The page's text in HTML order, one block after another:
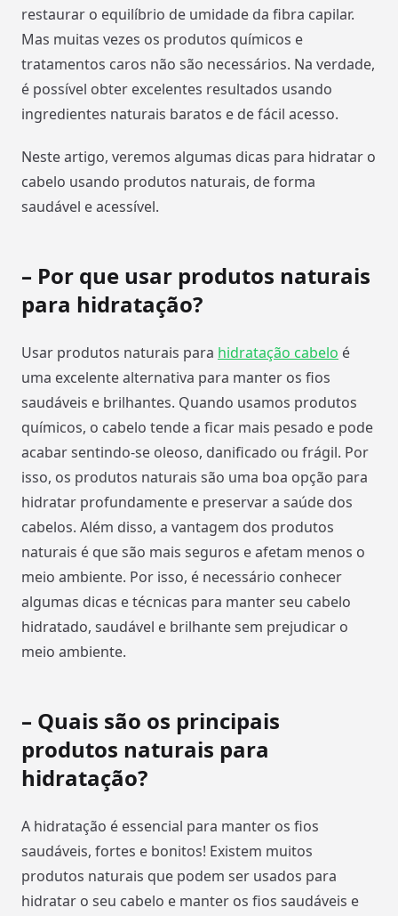
restaurar o equilíbrio de umidade da fibra capilar.
Mas muitas vezes os produtos químicos e
tratamentos caros não são necessários. Na verdade,
é possível obter excelentes resultados usando
ingredientes naturais baratos e de fácil acesso.
Neste artigo, veremos algumas dicas para hidratar o
cabelo usando produtos naturais, de forma
saudável e acessível.
– Por que usar produtos naturais
para hidratação?
Usar produtos naturais para hidratação cabelo é
uma excelente alternativa para manter os fios
saudáveis e brilhantes. Quando usamos produtos
químicos, o cabelo tende a ficar mais pesado e pode
acabar sentindo-se oleoso, danificado ou frágil. Por
isso, os produtos naturais são uma boa opção para
hidratar profundamente e preservar a saúde dos
cabelos. Além disso, a vantagem dos produtos
naturais é que são mais seguros e afetam menos o
meio ambiente. Por isso, é necessário conhecer
algumas dicas e técnicas para manter seu cabelo
hidratado, saudável e brilhante sem prejudicar o
meio ambiente.
– Quais são os principais
produtos naturais para
hidratação?
A hidratação é essencial para manter os fios
saudáveis, fortes e bonitos! Existem muitos
produtos naturais que podem ser usados para
hidratar o seu cabelo e manter os fios saudáveis e